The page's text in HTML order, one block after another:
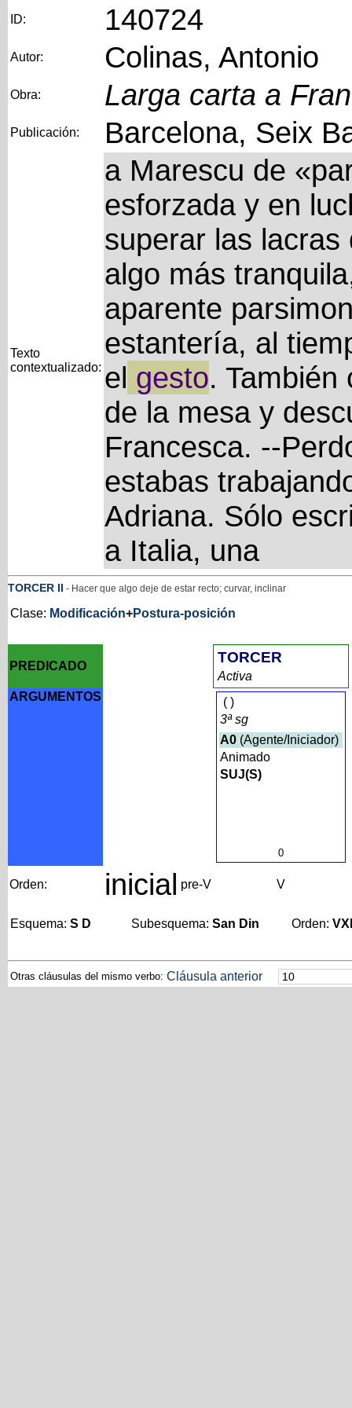
ID: 140724
Autor: Colinas, Antonio
Obra: Larga carta a
Publicación: Barcelona, Seix
Texto
contextualizado:
a Marescu de
esforzada y en
superar las
algo más
aparente
estantería, al
el gesto. También
de la mesa y
Francesca. --
estabas
Adriana. Sólo
a Italia, una
TORCER II - Hacer que algo deje de estar recto; curvar, inclinar
Clase: Modificación+Postura-posición
PREDICADO
TORCER
Activa
ARGUMENTOS
()
3ª sg
A0(Agente/Iniciador)
Animado
SUJ(S)
0
Orden: inicial pre-V V
Esquema: S D Subesquema: San Din Orden:
Otras cláusulas del mismo verbo: Cláusula anterior